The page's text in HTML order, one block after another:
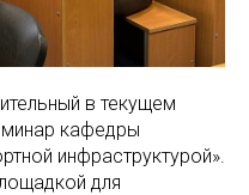
в текущем
кафедры
инфраструктурой».
для